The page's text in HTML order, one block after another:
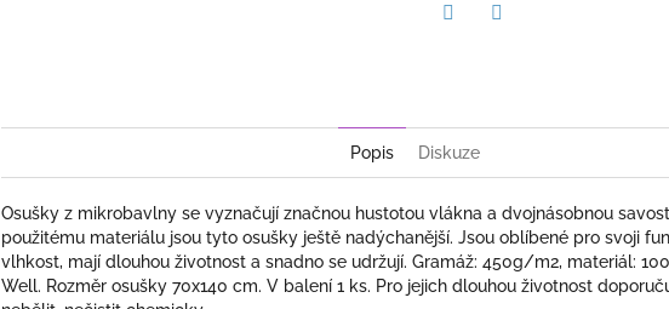
Popis Diskuze
Osušky z mikrobavlny se vyznačují značnou hustotou vlákna a dvojnásobnou
použitému materiálu jsou tyto osušky ještě nadýchanější. Jsou oblíbené pro svoji
vlhkost, mají dlouhou životnost a snadno se udržují. Gramáž: 450g/m2, materiál:
Well. Rozměr osušky 70x140 cm. V balení 1 ks. Pro jejich dlouhou životnost